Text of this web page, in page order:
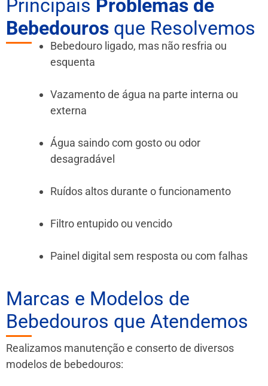
Principais Problemas de
Bebedouros que Resolvemos
Bebedouro ligado, mas não resfria ou
esquenta
Vazamento de água na parte interna ou
externa
Água saindo com gosto ou odor
desagradável
Ruídos altos durante o funcionamento
Filtro entupido ou vencido
Painel digital sem resposta ou com falhas
Marcas e Modelos de
Bebedouros que Atendemos
Realizamos manutenção e conserto de diversos
modelos de bebedouros: